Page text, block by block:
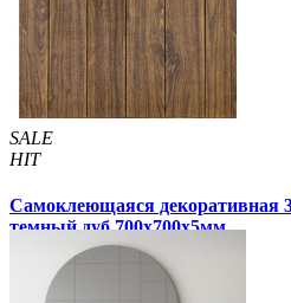
Другие так же купили
SALE
HIT
Самоклеющаяся декоративная
темный дуб 700x700x5мм
99 грн /шт